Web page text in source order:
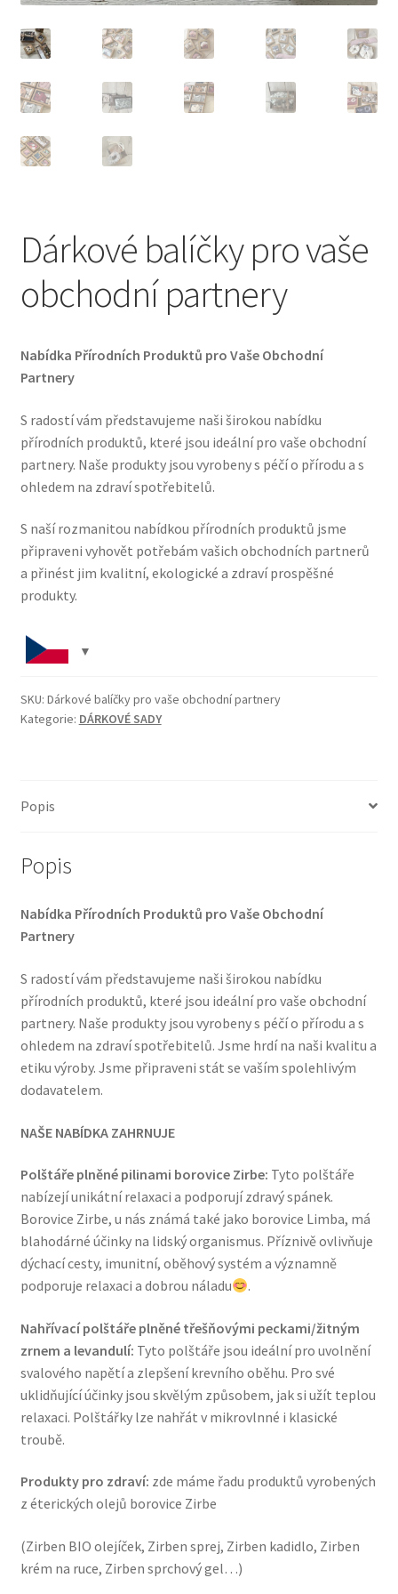
Dárkové balíčky pro vaše
obchodní partnery
Nabídka Přírodních Produktů pro Vaše Obchodní
Partnery
S radostí vám představujeme naši širokou nabídku
přírodních produktů, které jsou ideální pro vaše obchodní
partnery. Naše produkty jsou vyrobeny s péčí o přírodu a s
ohledem na zdraví spotřebitelů.
S naší rozmanitou nabídkou přírodních produktů jsme
připraveni vyhovět potřebám vašich obchodních partnerů
a přinést jim kvalitní, ekologické a zdraví prospěšné
produkty.
SKU: Dárkové balíčky pro vaše obchodní partnery
Kategorie: DÁRKOVÉ SADY
Popis
Popis
Nabídka Přírodních Produktů pro Vaše Obchodní
Partnery
S radostí vám představujeme naši širokou nabídku
přírodních produktů, které jsou ideální pro vaše obchodní
partnery. Naše produkty jsou vyrobeny s péčí o přírodu a s
ohledem na zdraví spotřebitelů. Jsme hrdí na naši kvalitu a
etiku výroby. Jsme připraveni stát se vaším spolehlivým
dodavatelem.
NAŠE NABÍDKA ZAHRNUJE
Polštáře plněné pilinami borovice Zirbe: Tyto polštáře
nabízejí unikátní relaxaci a podporují zdravý spánek.
Borovice Zirbe, u nás známá také jako borovice Limba, má
blahodárné účinky na lidský organismus. Příznivě ovlivňuje
dýchací cesty, imunitní, oběhový systém a významně
podporuje relaxaci a dobrou náladu
.
Nahřívací polštáře plněné třešňovými peckami/žitným
zrnem a levandulí: Tyto polštáře jsou ideální pro uvolnění
svalového napětí a zlepšení krevního oběhu. Pro své
uklidňující účinky jsou skvělým způsobem, jak si užít teplou
relaxaci. Polštářky lze nahřát v mikrovlnné i klasické
troubě.
Produkty pro zdraví: zde máme řadu produktů vyrobených
z éterických olejů borovice Zirbe
(Zirben BIO olejíček, Zirben sprej, Zirben kadidlo, Zirben
krém na ruce, Zirben sprchový gel…)